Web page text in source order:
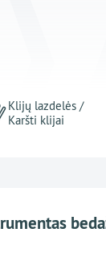
Klijų lazdelės /
Karšti klijai